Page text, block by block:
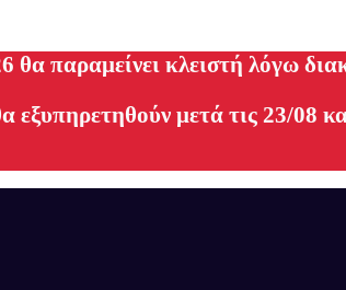
θα παραμείνει κλειστή λόγω
εξυπηρετηθούν μετά τις 23/08